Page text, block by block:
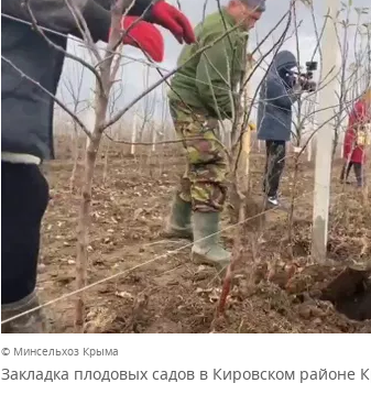
© Минсельхоз Крыма
Закладка плодовых садов в Кировском районе